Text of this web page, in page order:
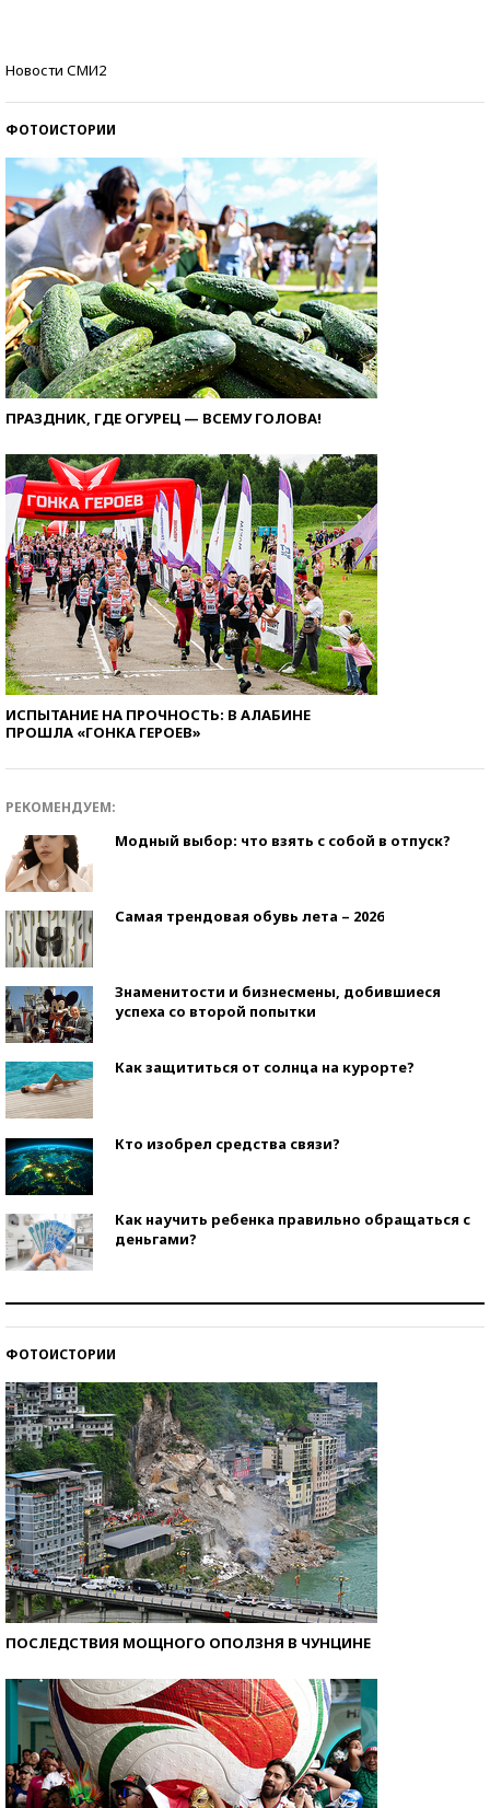
Новости СМИ2
ФОТОИСТОРИИ
ПРАЗДНИК, ГДЕ ОГУРЕЦ — ВСЕМУ ГОЛОВА!
ИСПЫТАНИЕ НА ПРОЧНОСТЬ: В АЛАБИНЕ
ПРОШЛА «ГОНКА ГЕРОЕВ»
РЕКОМЕНДУЕМ:
Модный выбор: что взять с собой в отпуск?
Самая трендовая обувь лета – 2026
Знаменитости и бизнесмены, добившиеся
успеха со второй попытки
Как защититься от солнца на курорте?
Кто изобрел средства связи?
Как научить ребенка правильно обращаться с
деньгами?
ФОТОИСТОРИИ
ПОСЛЕДСТВИЯ МОЩНОГО ОПОЛЗНЯ В ЧУНЦИНЕ